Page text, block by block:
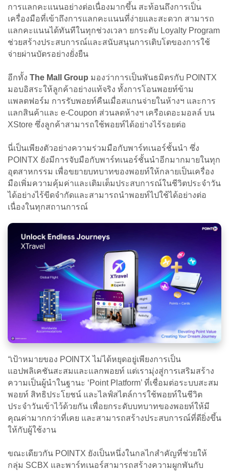
การแลกคะแนนอย่างต่อเนื่องมากขึ้น สะท้อนถึงการเป็น
เครื่องมือที่เข้าถึงการแลกคะแนนที่ง่ายและสะดวก สามารถ
แลกคะแนนได้ทันทีในทุกช่วงเวลา ยกระดับ Loyalty Program
ช่วยสร้างประสบการณ์และสนับสนุนการเติบโตของการใช้
จ่ายผ่านบัตรอย่างยั่งยืน
อีกทั้ง The Mall Group มองว่าการเป็นพันธมิตรกับ POINTX
มอบอิสระให้ลูกค้าอย่างแท้จริง ทั้งการโอนพอยท์ข้าม
แพลตฟอร์ม การรับพอยท์คืนเมื่อสแกนจ่ายในห้างฯ และการ
แลกสินค้าและ e-Coupon ส่วนลดห้างฯ เครือเดอะมอลล์ บน
XStore ซึ่งลูกค้าสามารถใช้พอยท์ได้อย่างไร้รอยต่อ
นี่เป็นเพียงตัวอย่างความร่วมมือกับพาร์ทเนอร์ชั้นนำ ซึ่ง
POINTX ยังมีการจับมือกับพาร์ทเนอร์ชั้นนำอีกมากมายในทุก
อุตสาหกรรม เพื่อขยายบทบาทของพอยท์ให้กลายเป็นเครื่อง
มือเพิ่มความคุ้มค่าและเติมเต็มประสบการณ์ในชีวิตประจำวัน
ได้อย่างไร้ขีดจำกัดและสามารถนำพอยท์ไปใช้ได้อย่างต่อ
เนื่องในทุกสถานการณ์
“เป้าหมายของ POINTX ไม่ได้หยุดอยู่เพียงการเป็น
แอปพลิเคชันสะสมและแลกพอยท์ แต่เรามุ่งสู่การเสริมสร้าง
ความเป็นผู้นำในฐานะ ‘Point Platform’ ที่เชื่อมต่อระบบสะสม
พอยท์ สิทธิประโยชน์ และไลฟ์สไตล์การใช้พอยท์ในชีวิต
ประจำวันเข้าไว้ด้วยกัน เพื่อยกระดับบทบาทของพอยท์ให้มี
คุณค่ามากกว่าที่เคย และสามารถสร้างประสบการณ์ที่ดียิ่งขึ้น
ให้กับผู้ใช้งาน
ขณะเดียวกัน POINTX ยังเป็นหนึ่งในกลไกสำคัญที่ช่วยให้
กลุ่ม SCBX และพาร์ทเนอร์สามารถสร้างความผูกพันกับ